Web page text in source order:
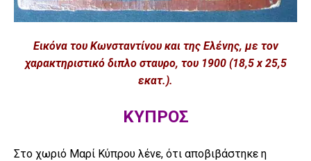
Εικόνα του Κωνσταντίνου και της Ελένης, με τον
χαρακτηριστικό διπλο σταυρο, του 1900 (18,5 x 25,5
εκατ.).
ΚΥΠΡΟΣ
Στο χωριό Μαρί Κύπρου λένε, ότι αποβιβάστηκε η